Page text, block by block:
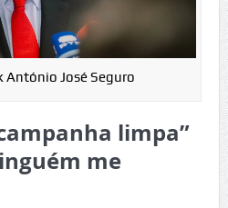
António José Seguro
limpa”
me